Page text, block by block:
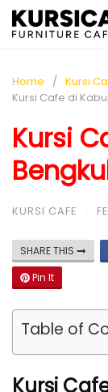
Home
Kursi
Kursi Cafe di
Kursi
KURSI CAFE ·
SHARE THIS
Pin It
Table of
Kursi